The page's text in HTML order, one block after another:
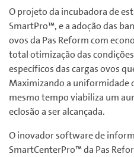
O projeto da incubadora de
SmartPro™, e a adoção das
ovos da Pas Reform com
total otimização das
específicos das cargas ovos
Maximizando a uniformidade
mesmo tempo viabiliza um
eclosão a ser alcançada.
O inovador software de
SmartCenterPro™ da Pas